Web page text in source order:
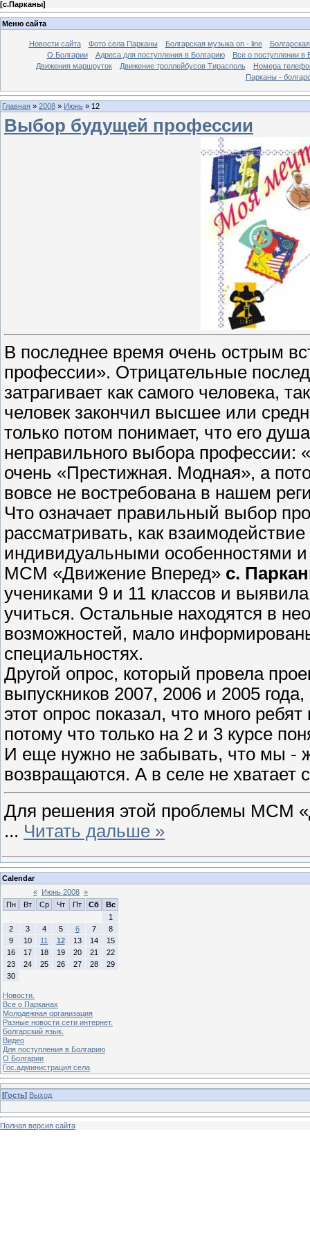
[с.Парканы]
Меню сайта
Новости сайта Фото села Парканы Болгарская музыка on - line
О Болгарии
Адреса для поступления в Болгарию
Все о поступлении в
Движения маршруток
Движение троллейбусов Тирасполь
Номера
Парканы -
Главная » 2008 » Июнь » 12
Выбор будущей профессии
В последнее время очень острым
профессии». Отрицательные
затрагивает как самого человека,
человек закончил высшее или
только потом понимает, что его
неправильного выбора профессии:
очень «Престижная. Модная», а
вовсе не востребована в нашем
Что означает правильный выбор
рассматривать, как
индивидуальными особенностями
МСМ «Движение Вперед» с.
учениками 9 и 11 классов и
учиться. Остальные находятся в
возможностей, мало
специальностях.
Другой опрос, который провела
выпускников 2007, 2006 и 2005
этот опрос показал, что много
потому что только на 2 и 3 курсе
И еще нужно не забывать, что мы -
возвращаются. А в селе не хватает
Для решения этой проблемы МСМ
... Читать дальше »
Calendar
« Июнь 2008 »
Пн
Вт Ср Чт Пт Сб
Вс
1
2
3 4 5 6 7
8
9
10 11 12 13 14
15
16
17 18 19 20 21
22
23
24 25 26 27 28
29
30
Новости.
Все о Парканах
Молодежная организация
Разные новости сети интернет.
Болгарский язык.
Видео
Для поступления в Болгарию
О Болгарии
Гос.администрация села
[Гость] Выход
Полная версия сайта